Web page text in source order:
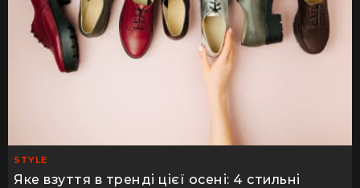
STYLE
Яке взуття в тренді цієї осені: 4 стильні